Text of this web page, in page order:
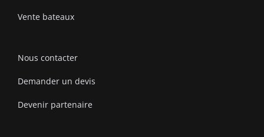
Vente bateaux
Nous contacter
Demander un devis
Devenir partenaire